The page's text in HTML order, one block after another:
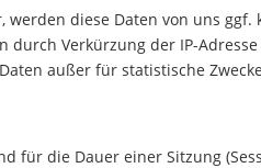
diese Daten von uns ggf.
Verkürzung der IP-
außer für statistische
für die Dauer einer Sitzung